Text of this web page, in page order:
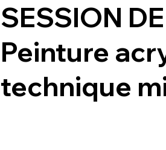
SESSION
Peinture
technique